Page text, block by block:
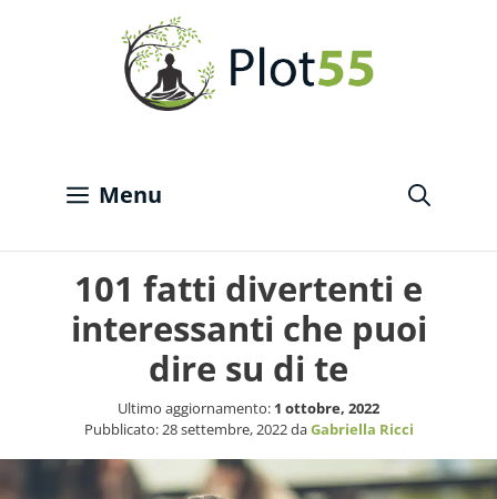
Menu
101 fatti divertenti e
interessanti che puoi
dire su di te
Ultimo aggiornamento: 1 ottobre, 2022
Pubblicato:28 settembre, 2022daGabriella Ricci